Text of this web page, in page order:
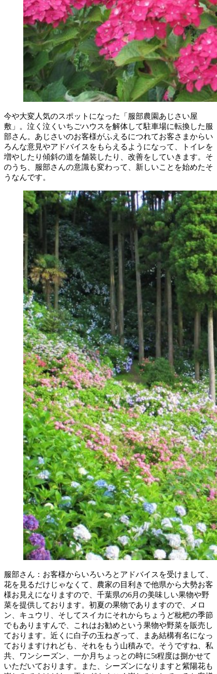
今や大変人気のスポットになった「服部農園あじさい屋
敷」。泣く泣くいちごハウスを解体して駐車場に転換した服
部さん。あじさいのお客様がふえるにつれてお客さまからい
ろんな意見やアドバイスをもらえるようになって、トイレを
増やしたり傾斜の道を舗装したり、改善をしていきます。そ
のうち、服部さんの意識も変わって、新しいことを始めたそ
うなんです。
服部さん：お客様からいろいろとアドバイスを受けまして、
花を見るだけじゃなくて、農家の目利きで他県から大勢お客
様お見えになりますので、千葉県の6月の美味しい果物や野
菜を提供しております。初夏の果物でありますので、メロ
ン、キュウリ、そしてスイカにそれからちょうど枇杷の季節
でもありますんで、これはお勧めという果物や野菜を販売し
ております。近くに白子の玉ねぎって、まあ結構有名になっ
ておりますけれども、それをもう山積みで。そうですね、私
共、ワンシーズン、一か月ちょっとの時に5t程度は捌かせて
いただいております。また、シーズンになりますと紫陽花も